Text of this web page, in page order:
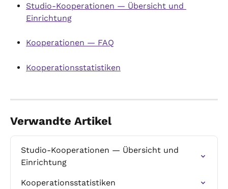
Studio-Kooperationen — Übersicht und
Einrichtung
Kooperationen — FAQ
Kooperationsstatistiken
Verwandte Artikel
Studio-Kooperationen — Übersicht und
Einrichtung
Kooperationsstatistiken